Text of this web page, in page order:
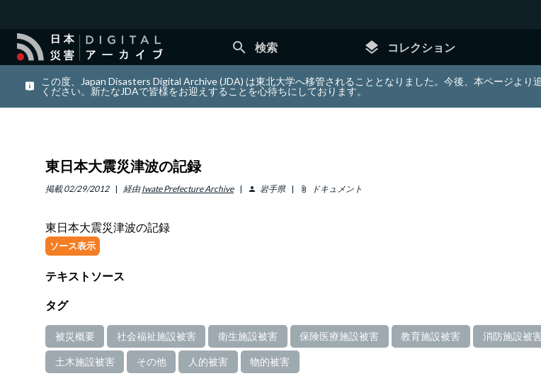
search 検索 layers コレクション
この度、Japan Disasters Digital Archive (JDA) は東北大学へ移管されることとなりました。今後、本ページよ
ください。新たなJDAで皆様をお迎えすることを心待ちにしております。
東日本大震災津波の記録
掲載 02/29/2012 経由 Iwate Prefecture Archive person 岩手県 attach_file ドキュメント
東日本大震災津波の記録
ソース表示
テキストソース
タグ
被災概要 社会福祉施設被害 衛生施設被害 保険医療施設被害 教育施設被害 消防施設被害
土木施設被害 その他 人的被害 物的被害